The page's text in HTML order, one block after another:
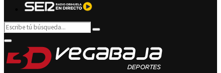
Search
for:
Search
Primary
Menu